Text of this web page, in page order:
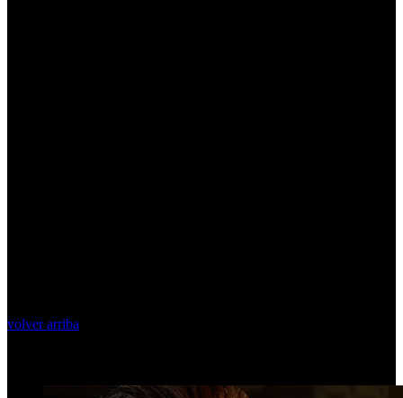
volver arriba